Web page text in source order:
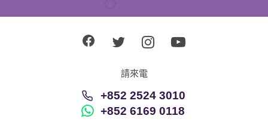
請來電
+852 2524 3010
+852 6169 0118